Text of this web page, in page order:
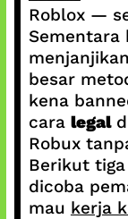
Roblox —
Sementara
besar
kena
cara legal
Robux
Berikut
dicoba
mau kerja